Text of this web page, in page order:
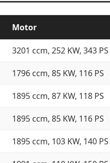
Motor
3201 ccm, 252 KW, 343 PS
1796 ccm, 85 KW, 116 PS
1895 ccm, 87 KW, 118 PS
1895 ccm, 85 KW, 116 PS
1895 ccm, 103 KW, 140 PS